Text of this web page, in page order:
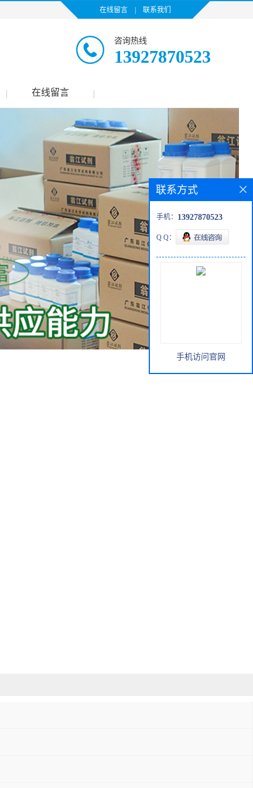
在线留言 联系我们
咨询热线
13927870523
在线留言
联系方式
手机： 13927870523
Q Q：
手机访问官网